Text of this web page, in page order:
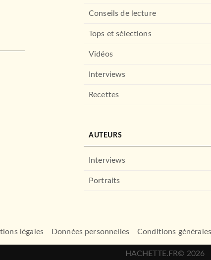
Conseils de lecture
Tops et sélections
Vidéos
Interviews
Recettes
AUTEURS
Interviews
Portraits
légales Données personnelles Conditions
HACHETTE.FR© 2026